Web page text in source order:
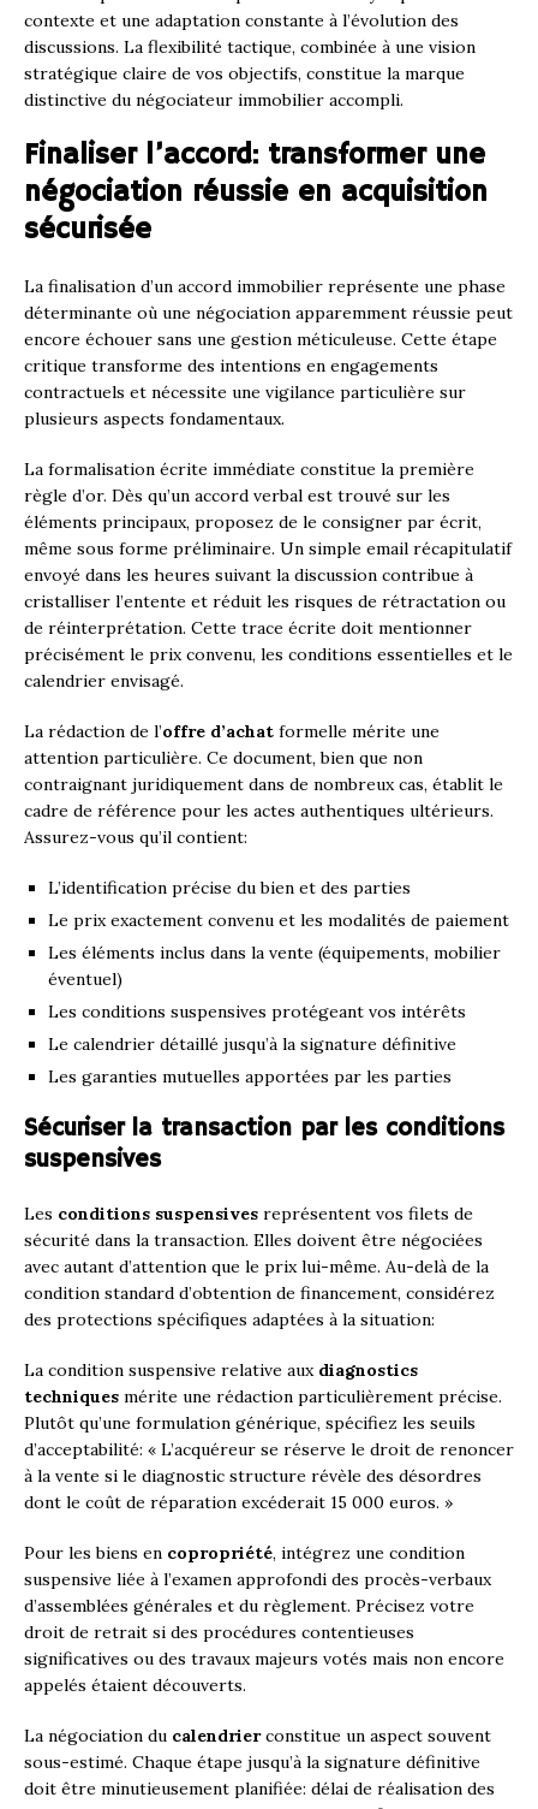
contexte et une adaptation constante à l’évolution des
discussions. La flexibilité tactique, combinée à une vision
stratégique claire de vos objectifs, constitue la marque
distinctive du négociateur immobilier accompli.
Finaliser l’accord: transformer une
négociation réussie en acquisition
sécurisée
La finalisation d’un accord immobilier représente une phase
déterminante où une négociation apparemment réussie peut
encore échouer sans une gestion méticuleuse. Cette étape
critique transforme des intentions en engagements
contractuels et nécessite une vigilance particulière sur
plusieurs aspects fondamentaux.
La formalisation écrite immédiate constitue la première
règle d’or. Dès qu’un accord verbal est trouvé sur les
éléments principaux, proposez de le consigner par écrit,
même sous forme préliminaire. Un simple email récapitulatif
envoyé dans les heures suivant la discussion contribue à
cristalliser l’entente et réduit les risques de rétractation ou
de réinterprétation. Cette trace écrite doit mentionner
précisément le prix convenu, les conditions essentielles et le
calendrier envisagé.
La rédaction de l’offre d’achat formelle mérite une
attention particulière. Ce document, bien que non
contraignant juridiquement dans de nombreux cas, établit le
cadre de référence pour les actes authentiques ultérieurs.
Assurez-vous qu’il contient:
L’identification précise du bien et des parties
Le prix exactement convenu et les modalités de paiement
Les éléments inclus dans la vente (équipements, mobilier
éventuel)
Les conditions suspensives protégeant vos intérêts
Le calendrier détaillé jusqu’à la signature définitive
Les garanties mutuelles apportées par les parties
Sécuriser la transaction par les conditions
suspensives
Les conditions suspensives représentent vos filets de
sécurité dans la transaction. Elles doivent être négociées
avec autant d’attention que le prix lui-même. Au-delà de la
condition standard d’obtention de financement, considérez
des protections spécifiques adaptées à la situation:
La condition suspensive relative aux diagnostics
techniques mérite une rédaction particulièrement précise.
Plutôt qu’une formulation générique, spécifiez les seuils
d’acceptabilité: « L’acquéreur se réserve le droit de renoncer
à la vente si le diagnostic structure révèle des désordres
dont le coût de réparation excéderait 15 000 euros. »
Pour les biens en copropriété, intégrez une condition
suspensive liée à l’examen approfondi des procès-verbaux
d’assemblées générales et du règlement. Précisez votre
droit de retrait si des procédures contentieuses
significatives ou des travaux majeurs votés mais non encore
appelés étaient découverts.
La négociation du calendrierconstitue un aspect souvent
sous-estimé. Chaque étape jusqu’à la signature définitive
doit être minutieusement planifiée: délai de réalisation des